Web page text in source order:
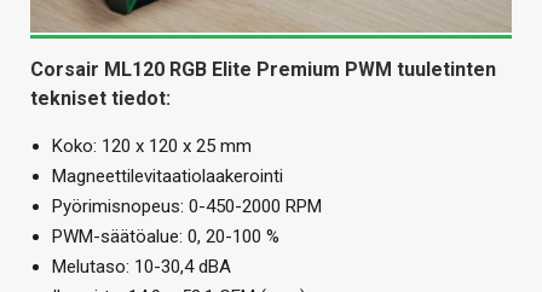
Corsair ML120 RGB Elite Premium PWM tuuletinten
tekniset tiedot:
Koko: 120 x 120 x 25 mm
Magneettilevitaatiolaakerointi
Pyörimisnopeus: 0-450-2000 RPM
PWM-säätöalue: 0, 20-100 %
Melutaso: 10-30,4 dBA